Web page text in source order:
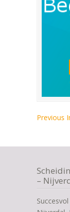
Previous
–